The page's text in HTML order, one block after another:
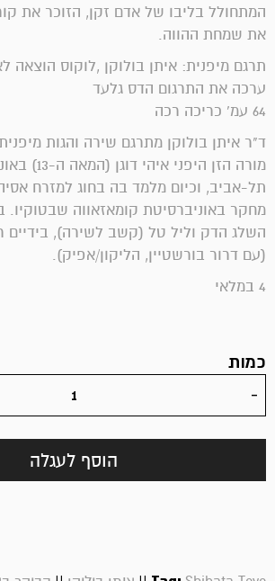
המתחולל בליבו של אדם זקן, הזוכר את
את שמחת ההווה.
תרגם מיפנית: איתן בולוקן ,לוקוס הוצאה
ערכה את התרגום הדס גלעד
64 עמ' כריכה רכה
ד"ר איתן בולוקן מתרגם שירה והגות
מורה הזן היפני
תל-אביב, וכיום מלמד בה בחוג למזרח
מחקר באוניברסיטת קומאזאווה שבטוקיו.
השלג הדק וליל טל (קשב לשירה), בידיים
(עם דרור בורשטיין, הליקון/אפיק).
4 במלאי
כמות
הוסף לעגלה